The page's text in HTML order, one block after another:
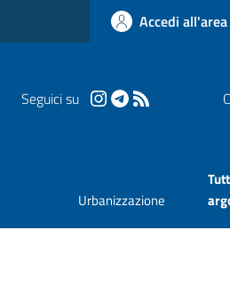
Accedi
Seguici su
Urbanizzazione